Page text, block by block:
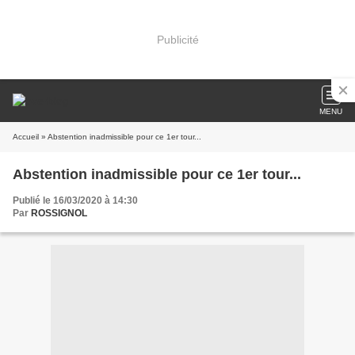
Publicité
MENU
Accueil » Abstention inadmissible pour ce 1er tour...
Abstention inadmissible pour ce 1er tour...
Publié le 16/03/2020 à 14:30
Par ROSSIGNOL